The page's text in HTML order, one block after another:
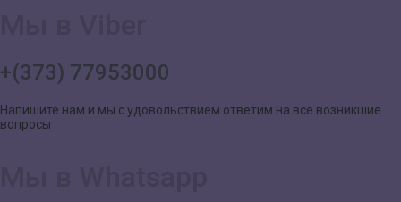
+(373) 77953000
Напишите нам и мы с удовольствием ответим на все возникшие
вопросы